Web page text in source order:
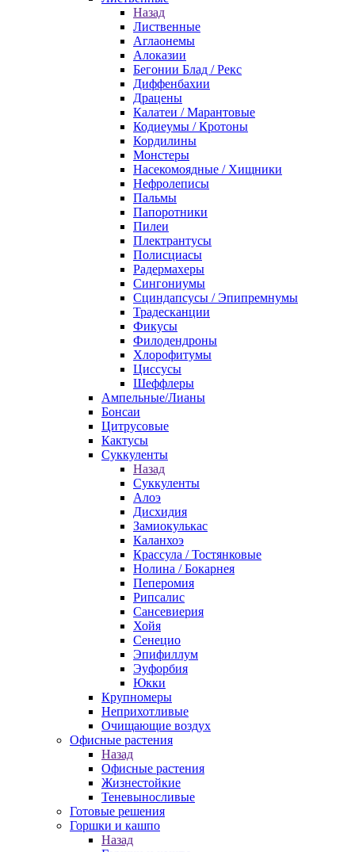
Назад
Лиственные
Аглаонемы
Алоказии
Бегонии Блад / Рекс
Диффенбахии
Драцены
Калатеи / Марантовые
Кодиеумы / Кротоны
Кордилины
Монстеры
Насекомоядные / Хищники
Нефролеписы
Пальмы
Папоротники
Пилеи
Плектрантусы
Полисциасы
Радермахеры
Сингониумы
Сциндапсусы / Эпипремнумы
Традесканции
Фикусы
Филодендроны
Хлорофитумы
Циссусы
Шеффлеры
Ампельные/Лианы
Бонсаи
Цитрусовые
Кактусы
Суккуленты
Назад
Суккуленты
Алоэ
Дисхидия
Замиокулькас
Каланхоэ
Крассула / Тостянковые
Нолина / Бокарнея
Пеперомия
Рипсалис
Сансевиерия
Хойя
Сенецио
Эпифиллум
Эуфорбия
Юкки
Крупномеры
Неприхотливые
Очищающие воздух
Офисные растения
Назад
Офисные растения
Жизнестойкие
Теневыносливые
Готовые решения
Горшки и кашпо
Назад